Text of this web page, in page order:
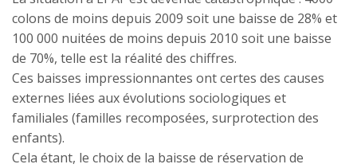
colons de moins depuis 2009 soit une baisse de 28% et
100 000 nuitées de moins depuis 2010 soit une baisse
de 70%, telle est la réalité des chiffres.
Ces baisses impressionnantes ont certes des causes
externes liées aux évolutions sociologiques et
familiales (familles recomposées, surprotection des
enfants).
Cela étant, le choix de la baisse de réservation de